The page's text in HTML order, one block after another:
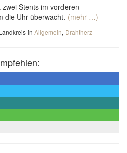
Stents im vorderen
die Uhr überwacht. (mehr …)
in Allgemein, Drahtherz